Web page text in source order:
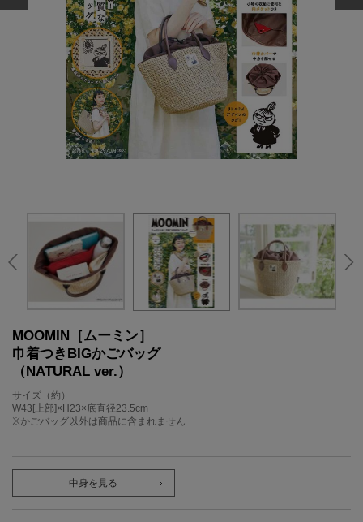
MOOMIN［ムーミン］
巾着つきBIGかごバッグ
（NATURAL ver.）
サイズ（約）
W43[上部]×H23×底直径23.5cm
※かごバッグ以外は商品に含まれません
中身を見る